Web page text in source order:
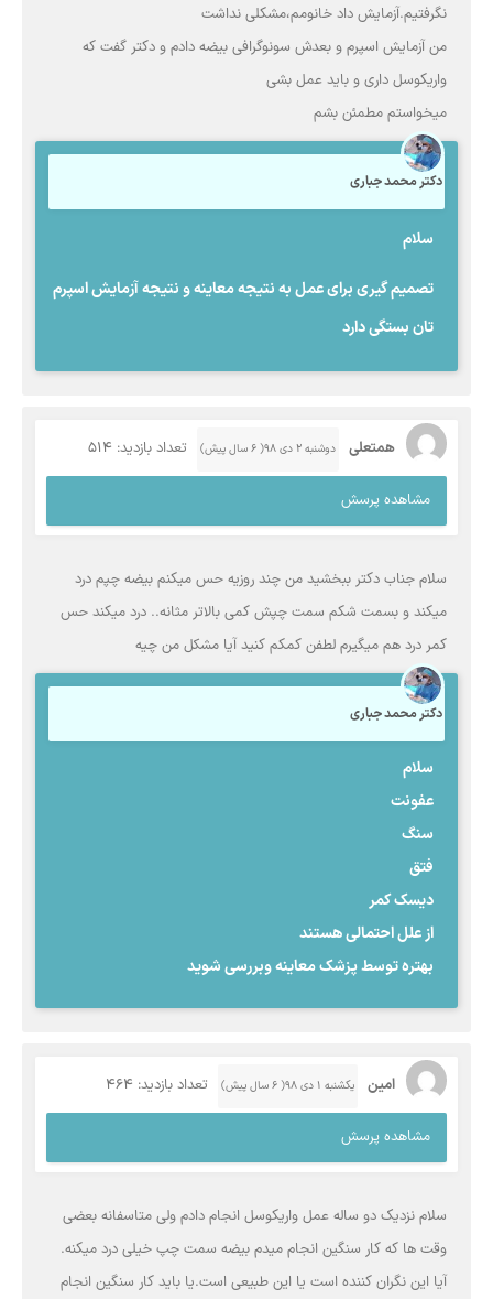
نگرفتیم.آزمایش داد خانومم،مشکلی نداشت
من آزمایش اسپرم و بعدش سونوگرافی بیضه دادم و دکتر گفت که
واریکوسل داری و باید عمل بشی
میخواستم مطمئن بشم
دکتر محمد جباری
سلام
تصمیم گیری برای عمل به نتیجه معاینه و نتیجه آزمایش اسپرم
تان بستگی دارد
همتعلی دوشنبه ۲ دی ۹۸( 6 سال پیش) تعداد بازدید: 514
مشاهده پرسش
سلام جناب دکتر ببخشید من چند روزیه حس میکنم بیضه چپم درد
میکند و بسمت شکم سمت چپش کمی بالاتر مثانه.. درد میکند حس
کمر درد هم میگیرم لطفن کمکم کنید آیا مشکل من چیه
دکتر محمد جباری
سلام
عفونت
سنگ
فتق
دیسک کمر
از علل احتمالی هستند
بهتره توسط پزشک‌ معاینه و‌بررسی شوید
امین یکشنبه ۱ دی ۹۸( 6 سال پیش) تعداد بازدید: 464
مشاهده پرسش
سلام نزدیک دو ساله عمل واریکوسل انجام دادم ولی متاسفانه بعضی
وقت ها که کار سنگین انجام میدم بیضه سمت چپ خیلی درد میکنه.
آیا این نگران کننده است یا این طبیعی است.یا باید کار سنگین انجام